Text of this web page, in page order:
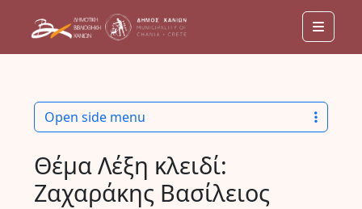
Menu
Θέμα Λέξη κλειδί:
Ζαχαράκης Βασίλειος
Open side menu